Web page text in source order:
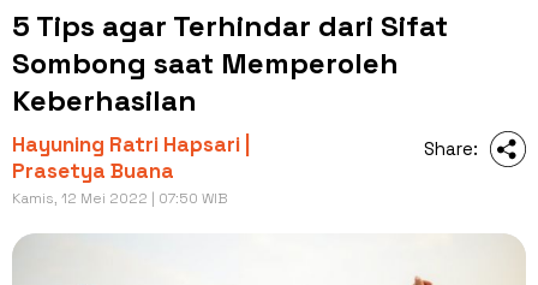
5 Tips agar Terhindar dari Sifat
Sombong saat Memperoleh
Keberhasilan
Hayuning Ratri Hapsari |
Prasetya Buana
Kamis, 12 Mei 2022 | 07:50 WIB
Share: